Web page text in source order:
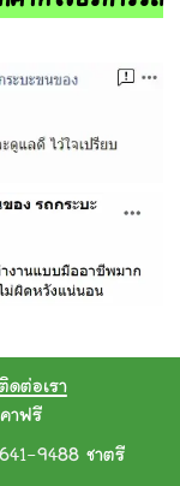
ดต่อเรา
าฟรี
9488 ชาตรี